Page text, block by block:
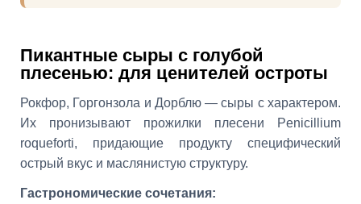
Пикантные сыры с голубой
плесенью: для ценителей остроты
Рокфор, Горгонзола и Дорблю — сыры с характером.
Их пронизывают прожилки плесени Penicillium
roqueforti, придающие продукту специфический
острый вкус и маслянистую структуру.
Гастрономические сочетания: